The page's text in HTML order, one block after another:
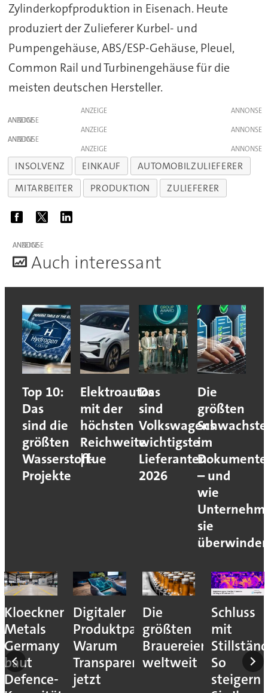
Zylinderkopfproduktion in Eisenach. Heute
produziert der Zulieferer Kurbel- und
Pumpengehäuse, ABS/ESP-Gehäuse, Pleuel,
Common Rail und Turbinengehäuse für die
meisten deutschen Hersteller.
ANZEIGE
ANZEIGE
ANZEIGE
ANZEIGE
ANZEIGE
INSOLVENZ EINKAUF
AUTOMOBILZULIEFERER
MITARBEITER
PRODUKTION ZULIEFERER
ANZEIGE
Auch interessant
Top 10:
Das
sind die
größten
Wasserstoff-
Projekte
Elektroautos
mit der
höchsten
Reichweite
| tue
Das
sind
Volkswagens
wichtigste
Lieferanten
2026
Die
größten
im
– und
wie
sie
Kloeckner
Metals
Germany
baut
Defence-
Digitaler
Produktpass:
Warum
Transparenz
jetzt
Die
größten
Brauereien
weltweit
Schluss
mit
So
steigern